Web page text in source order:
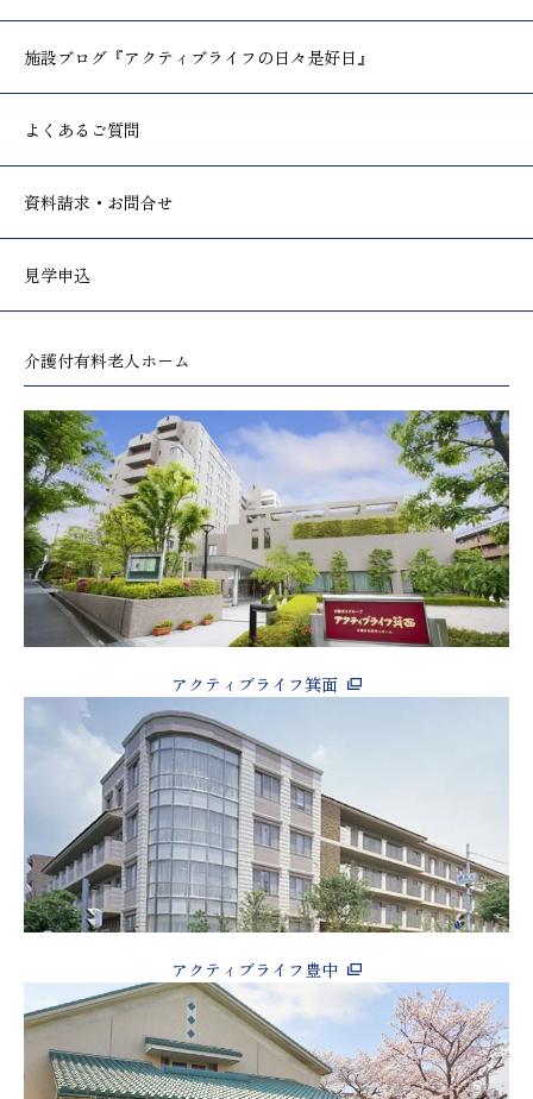
施設ブログ 『アクティブライフの日々是好日』
よくあるご質問
資料請求・お問合せ
見学申込
介護付有料老人ホーム
アクティブライフ箕面
アクティブライフ豊中